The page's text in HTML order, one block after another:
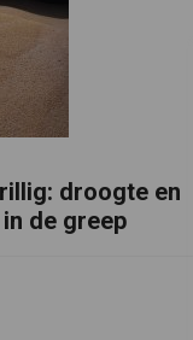
droogte en
de greep